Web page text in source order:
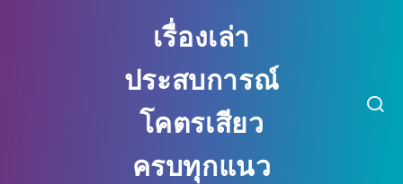
เรื่องเล่า
ประสบการณ์
โคตรเสียว
ครบทุกแนว